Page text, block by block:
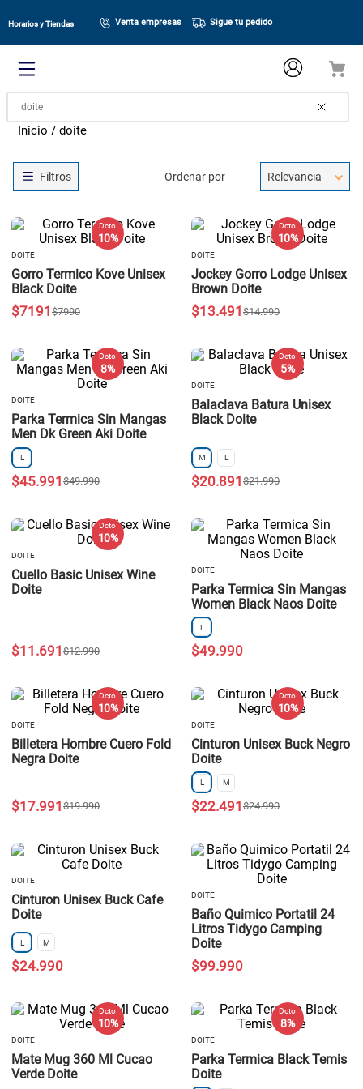
Horarios y Tiendas Venta empresas Sigue tu pedido
¿Que estás buscando hoy?
doite
Ordenar por Relevancia
Dcto
10 %
DOITE
Gorro Termico Kove Unisex
Black Doite
$7990
$7191
Dcto
10 %
DOITE
Jockey Gorro Lodge Unisex
Brown Doite
$14.990
$13.491
Dcto
8 %
DOITE
Parka Termica Sin Mangas
Men Dk Green Aki Doite
L
$49.990
$45.991
Dcto
5 %
DOITE
Balaclava Batura Unisex
Black Doite
M L
$21.990
$20.891
Dcto
10 %
DOITE
Cuello Basic Unisex Wine
Doite
$12.990
$11 .691
DOITE
Parka Termica Sin Mangas
Women Black Naos Doite
L
$49.990
Dcto
10 %
DOITE
Billetera Hombre Cuero Fold
Negra Doite
$19.990
$17.991
Dcto
10 %
DOITE
Cinturon Unisex Buck Negro
Doite
L M
$24.990
$22.491
DOITE
Cinturon Unisex Buck Cafe
Doite
L M
$24.990
DOITE
Baño Quimico Portatil 24
Litros Tidygo Camping
Doite
$99.990
Dcto
10 %
DOITE
Mate Mug 360 Ml Cucao
Verde Doite
Dcto
8 %
DOITE
Parka Termica Black Temis
Doite